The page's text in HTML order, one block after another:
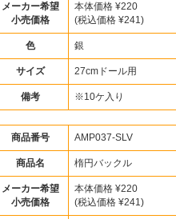
メーカー希望
小売価格
本体価格 ¥220
(税込価格 ¥241)
色 銀
サイズ 27cmドール用
備考 ※10ケ入り
商品番号 AMP037-SLV
商品名 楕円バックル
メーカー希望
小売価格
本体価格 ¥220
(税込価格 ¥241)